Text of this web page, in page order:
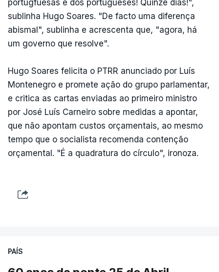
portugfuesas e dos portugueses! Quinze dias!",
sublinha Hugo Soares. "De facto uma diferença
abismal", sublinha e acrescenta que, "agora, há
um governo que resolve".
Hugo Soares felicita o PTRR anunciado por Luís
Montenegro e promete ação do grupo parlamentar,
e critica as cartas enviadas ao primeiro ministro
por José Luís Carneiro sobre medidas a apontar,
que não apontam custos orçamentais, ao mesmo
tempo que o socialista recomenda contenção
orçamental. "É a quadratura do círculo", ironoza.
PAÍS